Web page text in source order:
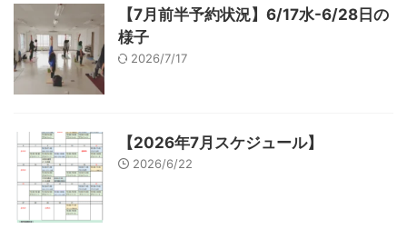
【7月前半予約状況】6/17水-6/28日の
様子
2026/7/17
【2026年7月スケジュール】
2026/6/22